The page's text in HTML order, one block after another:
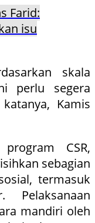
Farid:
isu
skala
perlu segera
Kamis
CSR,
sebagian
termasuk
Pelaksanaan
mandiri oleh